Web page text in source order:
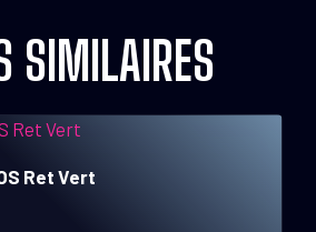
SIMILAIRES
Ret Vert